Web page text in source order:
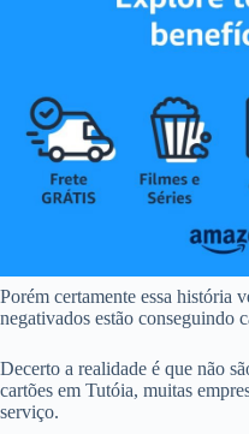
Porém certamente essa história
negativados estão conseguindo
Decerto a realidade é que não
cartões em Tutóia, muitas
serviço.